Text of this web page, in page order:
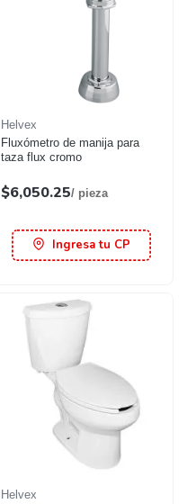
Helvex
Fluxómetro de manija para
taza flux cromo
$6,050.25/ pieza
Ingresa tu CP
Helvex